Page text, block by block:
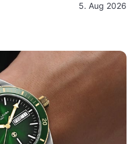
5. Aug 2026